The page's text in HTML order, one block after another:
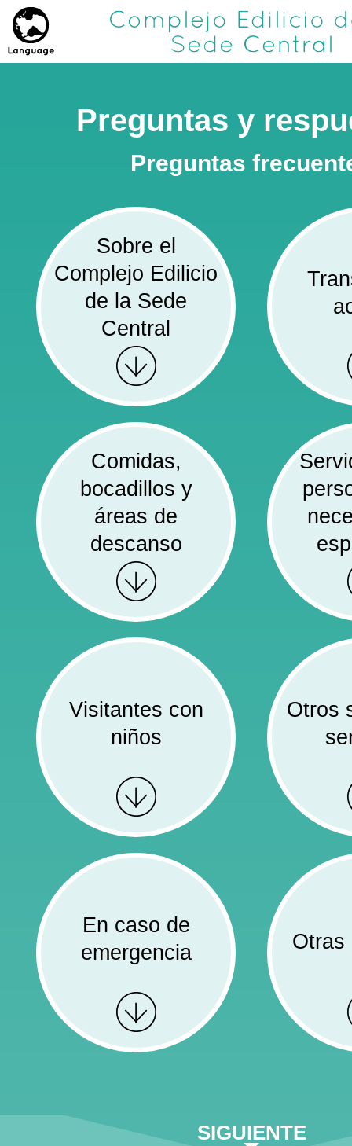
Preguntas y
Preguntas
Sobre el
Complejo Edilicio
de la Sede
Central
Comidas,
bocadillos y
áreas de
descanso
Visitantes con
niños
Otros
En caso de
emergencia
Otras
SIGUIENTE